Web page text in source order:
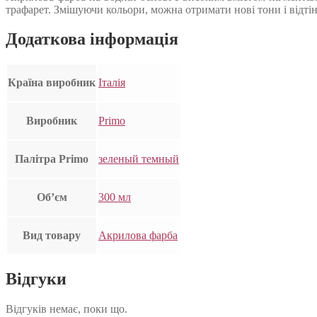
трафарет. Змішуючи кольори, можна отримати нові тони і
Додаткова інформація
Країна виробник Італія
Виробник Primo
Палітра Primo зеленый темный
Об’єм 300 мл
Вид товару Акрилова фарба
Відгуки
Відгуків немає, поки що.